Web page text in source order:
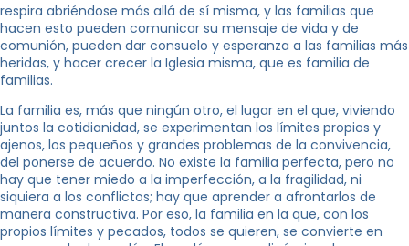
respira abriéndose más allá de sí misma, y las familias que
hacen esto pueden comunicar su mensaje de vida y de
comunión, pueden dar consuelo y esperanza a las familias más
heridas, y hacer crecer la Iglesia misma, que es familia de
familias.
La familia es, más que ningún otro, el lugar en el que, viviendo
juntos la cotidianidad, se experimentan los límites propios y
ajenos, los pequeños y grandes problemas de la convivencia,
del ponerse de acuerdo. No existe la familia perfecta, pero no
hay que tener miedo a la imperfección, a la fragilidad, ni
siquiera a los conflictos; hay que aprender a afrontarlos de
manera constructiva. Por eso, la familia en la que, con los
propios límites y pecados, todos se quieren, se convierte en